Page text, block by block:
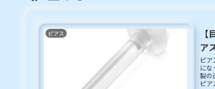
ピアス
ア
ピ
に
製の
ピア